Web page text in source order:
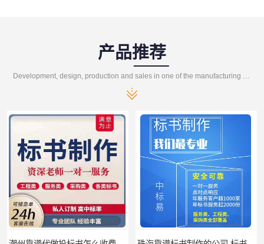
产品推荐